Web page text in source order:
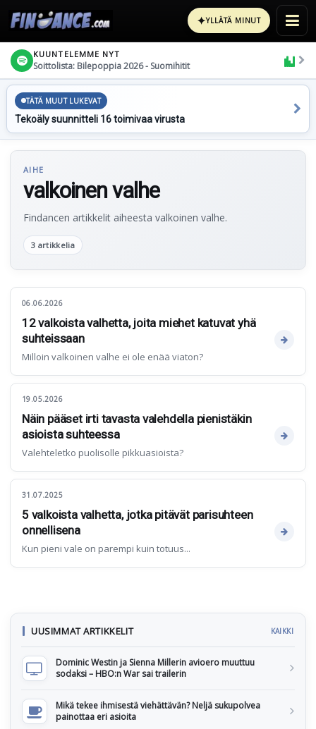
✦YLLÄTÄ MINUT
KUUNTELEMME NYT
Soittolista: Bilepoppia 2026 - Suomihitit
TÄTÄ MUUT LUKEVAT
Tekoäly suunnitteli 16 toimivaa virusta
AIHE
valkoinen valhe
Findancen artikkelit aiheesta valkoinen valhe.
3 artikkelia
06.06.2026
12 valkoista valhetta, joita miehet katuvat yhä
suhteissaan
Milloin valkoinen valhe ei ole enää viaton?
19.05.2026
Näin pääset irti tavasta valehdella pienistäkin
asioista suhteessa
Valehteletko puolisolle pikkuasioista?
31.07.2025
5 valkoista valhetta, jotka pitävät parisuhteen
onnellisena
Kun pieni vale on parempi kuin totuus...
UUSIMMAT ARTIKKELIT KAIKKI
Dominic Westin ja Sienna Millerin avioero muuttuu
sodaksi – HBO:n War sai trailerin
Mikä tekee ihmisestä viehättävän? Neljä sukupolvea
painottaa eri asioita